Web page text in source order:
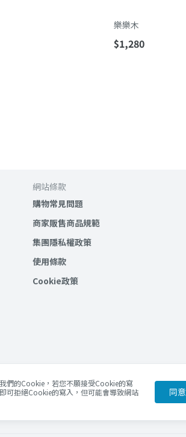
樂樂木
$1,280
網站條款
購物常見問題
商家販售商品規範
集團隱私權政策
使用條款
Cookie政策
們的Cookie，若您不願接受Cookie的寫
可拒絕Cookie的寫入，但可能會導致網站
同意